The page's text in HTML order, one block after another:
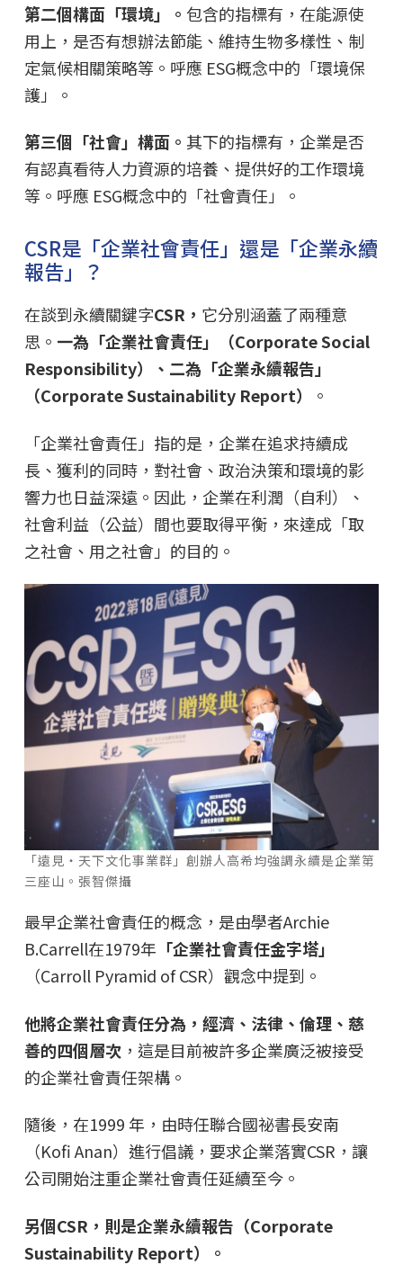
第二個構面「環境」。 包含的指標有，在能源使
用上，是否有想辦法節能、維持生物多樣性、制
定氣候相關策略等。呼應 ESG概念中的「環境保
護」。
第三個「社會」構面。 其下的指標有，企業是否
有認真看待人力資源的培養、提供好的工作環境
等。呼應 ESG概念中的「社會責任」。
CSR是「企業社會責任」還是「企業永續
報告」？
在談到永續關鍵字CSR， 它分別涵蓋了兩種意
思。 一為「企業社會責任」（Corporate Social
Responsibility）、二為「企業永續報告」
（Corporate Sustainability Report）
。
「企業社會責任」指的是，企業在追求持續成
長、獲利的同時，對社會、政治決策和環境的影
響力也日益深遠。因此，企業在利潤（自利）、
社會利益（公益）間也要取得平衡，來達成「取
之社會、用之社會」的目的。
「遠見‧天下文化事業群」創辦人高希均強調永續是企業第
三座山。張智傑攝
最早企業社會責任的概念，是由學者Archie
B.Carrell在1979年 「企業社會責任金字塔」
（Carroll Pyramid of CSR）觀念中提到。
他將企業社會責任分為，經濟、法律、倫理、慈
善的四個層次，這是目前被許多企業廣泛被接受
的企業社會責任架構。
隨後，在1999 年，由時任聯合國祕書長安南
（Kofi Anan）進行倡議，要求企業落實CSR，讓
公司開始注重企業社會責任延續至今。
另個CSR，則是企業永續報告（Corporate
Sustainability Report）。